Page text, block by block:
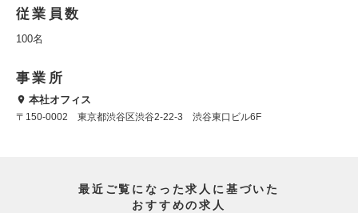
従業員数
100名
事業所
本社オフィス
〒150-0002 東京都渋谷区渋谷2-22-3 渋谷東口ビル6F
最近ご覧になった求人に基づいた
おすすめの求人